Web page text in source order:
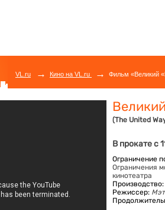
VL.ru → Кино на VL.ru → Фильм «Великий
(The United
В прокате с
Ограничение
Ограничения
кинотеатра
Производство:
Режиссер: